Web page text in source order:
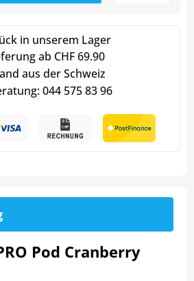
in unserem Lager
ab CHF 69.90
aus der Schweiz
044 575 83 96
Pod Cranberry